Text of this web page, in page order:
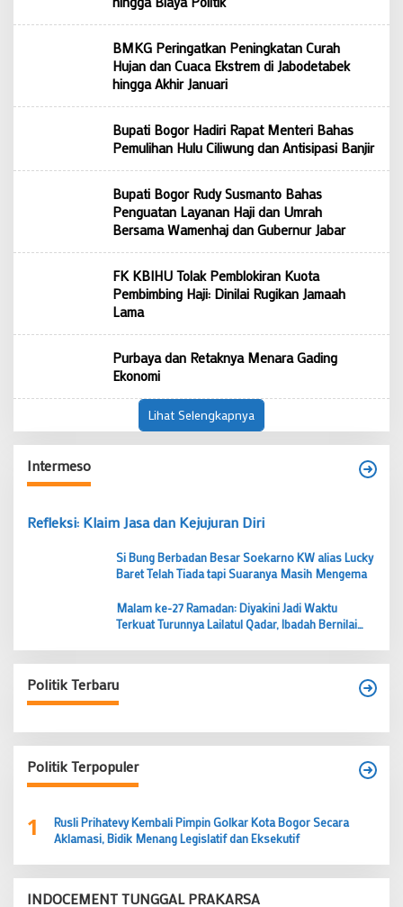
BMKG Peringatkan Peningkatan Curah
Hujan dan Cuaca Ekstrem di Jabodetabek
hingga Akhir Januari
Bupati Bogor Hadiri Rapat Menteri Bahas
Pemulihan Hulu Ciliwung dan Antisipasi Banjir
Bupati Bogor Rudy Susmanto Bahas
Penguatan Layanan Haji dan Umrah
Bersama Wamenhaj dan Gubernur Jabar
FK KBIHU Tolak Pemblokiran Kuota
Pembimbing Haji: Dinilai Rugikan Jamaah
Lama
Purbaya dan Retaknya Menara Gading
Ekonomi
Lihat Selengkapnya
Intermeso
Refleksi: Klaim Jasa dan Kejujuran Diri
Si Bung Berbadan Besar Soekarno KW alias Lucky
Baret Telah Tiada tapi Suaranya Masih Mengema
Malam ke-27 Ramadan: Diyakini Jadi Waktu
Terkuat Turunnya Lailatul Qadar, Ibadah Bernilai
Politik Terbaru
Politik Terpopuler
1
Rusli Prihatevy Kembali Pimpin Golkar Kota Bogor Secara
Aklamasi, Bidik Menang Legislatif dan Eksekutif
INDOCEMENT TUNGGAL PRAKARSA